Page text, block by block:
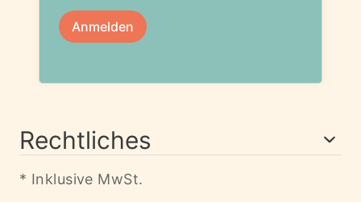
Rechtliches
* Inklusive MwSt.